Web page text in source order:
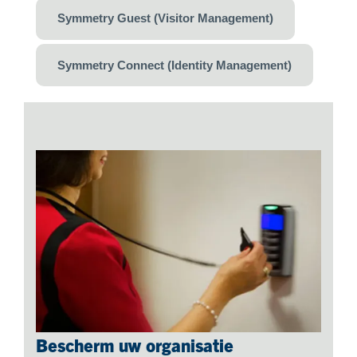
Symmetry Guest (Visitor Management)
Symmetry Connect (Identity Management)
Bescherm uw organisatie